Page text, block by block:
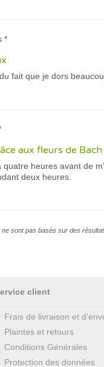
*
fait que je dors
aux fleurs de Bach
heures avant de
deux heures.
sont pas basés sur des
client
Frais de livraison et
Plaintes et retours
Conditions Générales
Protection des données